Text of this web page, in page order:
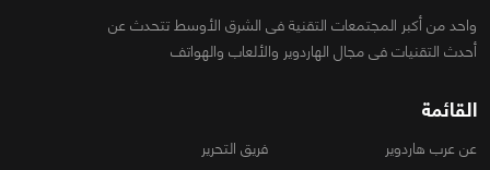
واحد من أكبر المجتمعات التقنية فى الشرق الأوسط تتحدث عن
أحدث التقنيات فى مجال الهاردوير والألعاب والهواتف
القائمة
عن عرب هاردوير
فريق التحرير